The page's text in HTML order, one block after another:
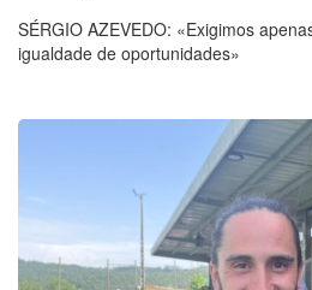
SÉRGIO AZEVEDO: «Exigimos
igualdade de oportunidades»